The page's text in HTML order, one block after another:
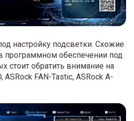
настройку подсветки. Схожие
программном обеспечении под
стоит обратить внимание на
ASRock FAN-Tastic, ASRock A-